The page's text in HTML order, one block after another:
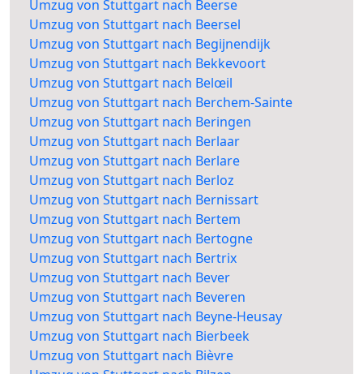
Umzug von Stuttgart nach Beerse
Umzug von Stuttgart nach Beersel
Umzug von Stuttgart nach Begijnendijk
Umzug von Stuttgart nach Bekkevoort
Umzug von Stuttgart nach Belœil
Umzug von Stuttgart nach Berchem-Sainte
Umzug von Stuttgart nach Beringen
Umzug von Stuttgart nach Berlaar
Umzug von Stuttgart nach Berlare
Umzug von Stuttgart nach Berloz
Umzug von Stuttgart nach Bernissart
Umzug von Stuttgart nach Bertem
Umzug von Stuttgart nach Bertogne
Umzug von Stuttgart nach Bertrix
Umzug von Stuttgart nach Bever
Umzug von Stuttgart nach Beveren
Umzug von Stuttgart nach Beyne-Heusay
Umzug von Stuttgart nach Bierbeek
Umzug von Stuttgart nach Bièvre